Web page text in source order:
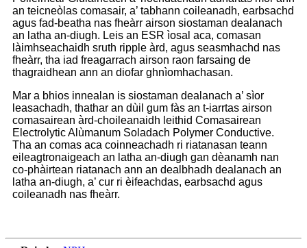
an teicneòlas comasair, a’ tabhann coileanadh, earbsachd
agus fad-beatha nas fheàrr airson siostaman dealanach
an latha an-diugh. Leis an ESR ìosal aca, comasan
làimhseachaidh sruth ripple àrd, agus seasmhachd nas
fheàrr, tha iad freagarrach airson raon farsaing de
thagraidhean ann an diofar ghnìomhachasan.
Mar a bhios innealan is siostaman dealanach a’ sìor
leasachadh, thathar an dùil gum fàs an t-iarrtas airson
comasairean àrd-choileanaidh leithid Comasairean
Electrolytic Alùmanum Soladach Polymer Conductive.
Tha an comas aca coinneachadh ri riatanasan teann
eileagtronaigeach an latha an-diugh gan dèanamh nan
co-phàirtean riatanach ann an dealbhadh dealanach an
latha an-diugh, a’ cur ri èifeachdas, earbsachd agus
coileanadh nas fheàrr.